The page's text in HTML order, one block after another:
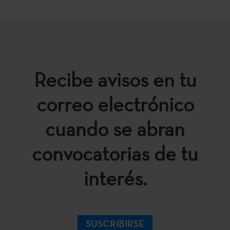
Recibe avisos en tu
correo electrónico
cuando se abran
convocatorias de tu
interés.
SUSCRIBIRSE